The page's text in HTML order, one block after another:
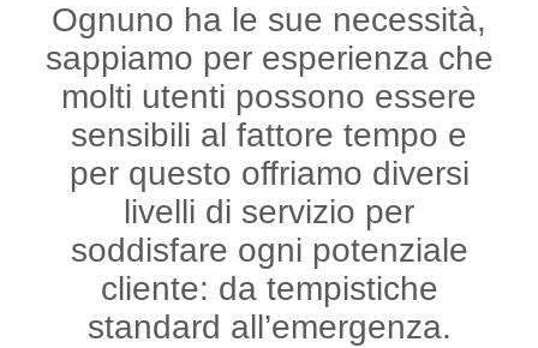
Ognuno ha le sue necessità,
sappiamo per esperienza che
molti utenti possono essere
sensibili al fattore tempo e
per questo offriamo diversi
livelli di servizio per
soddisfare ogni potenziale
cliente: da tempistiche
standard all’emergenza.